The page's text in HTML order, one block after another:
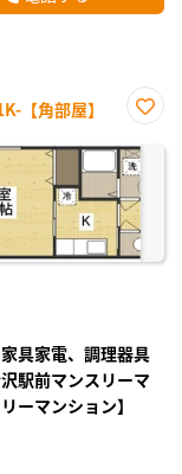
【角部屋】
に入
り登
録
具家電、調理器具
駅前マンスリーマ
ーマンション】